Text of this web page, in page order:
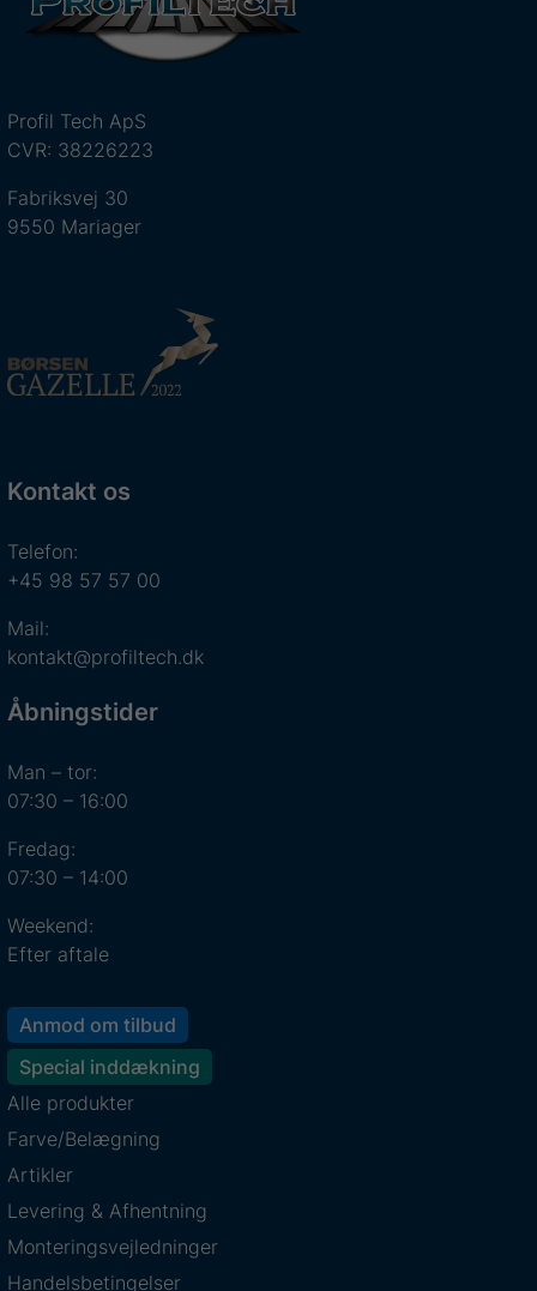
Profil Tech ApS
CVR: 38226223
Fabriksvej 30
9550 Mariager
Kontakt os
Telefon:
+45 98 57 57 00
Mail:
kontakt@profiltech.dk
Åbningstider
Man – tor:
07:30 – 16:00
Fredag:
07:30 – 14:00
Weekend:
Efter aftale
Anmod om tilbud
Special inddækning
Alle produkter
Farve/Belægning
Artikler
Levering & Afhentning
Monteringsvejledninger
Handelsbetingelser